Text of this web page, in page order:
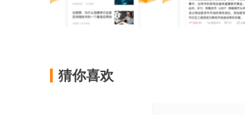
猜你喜欢